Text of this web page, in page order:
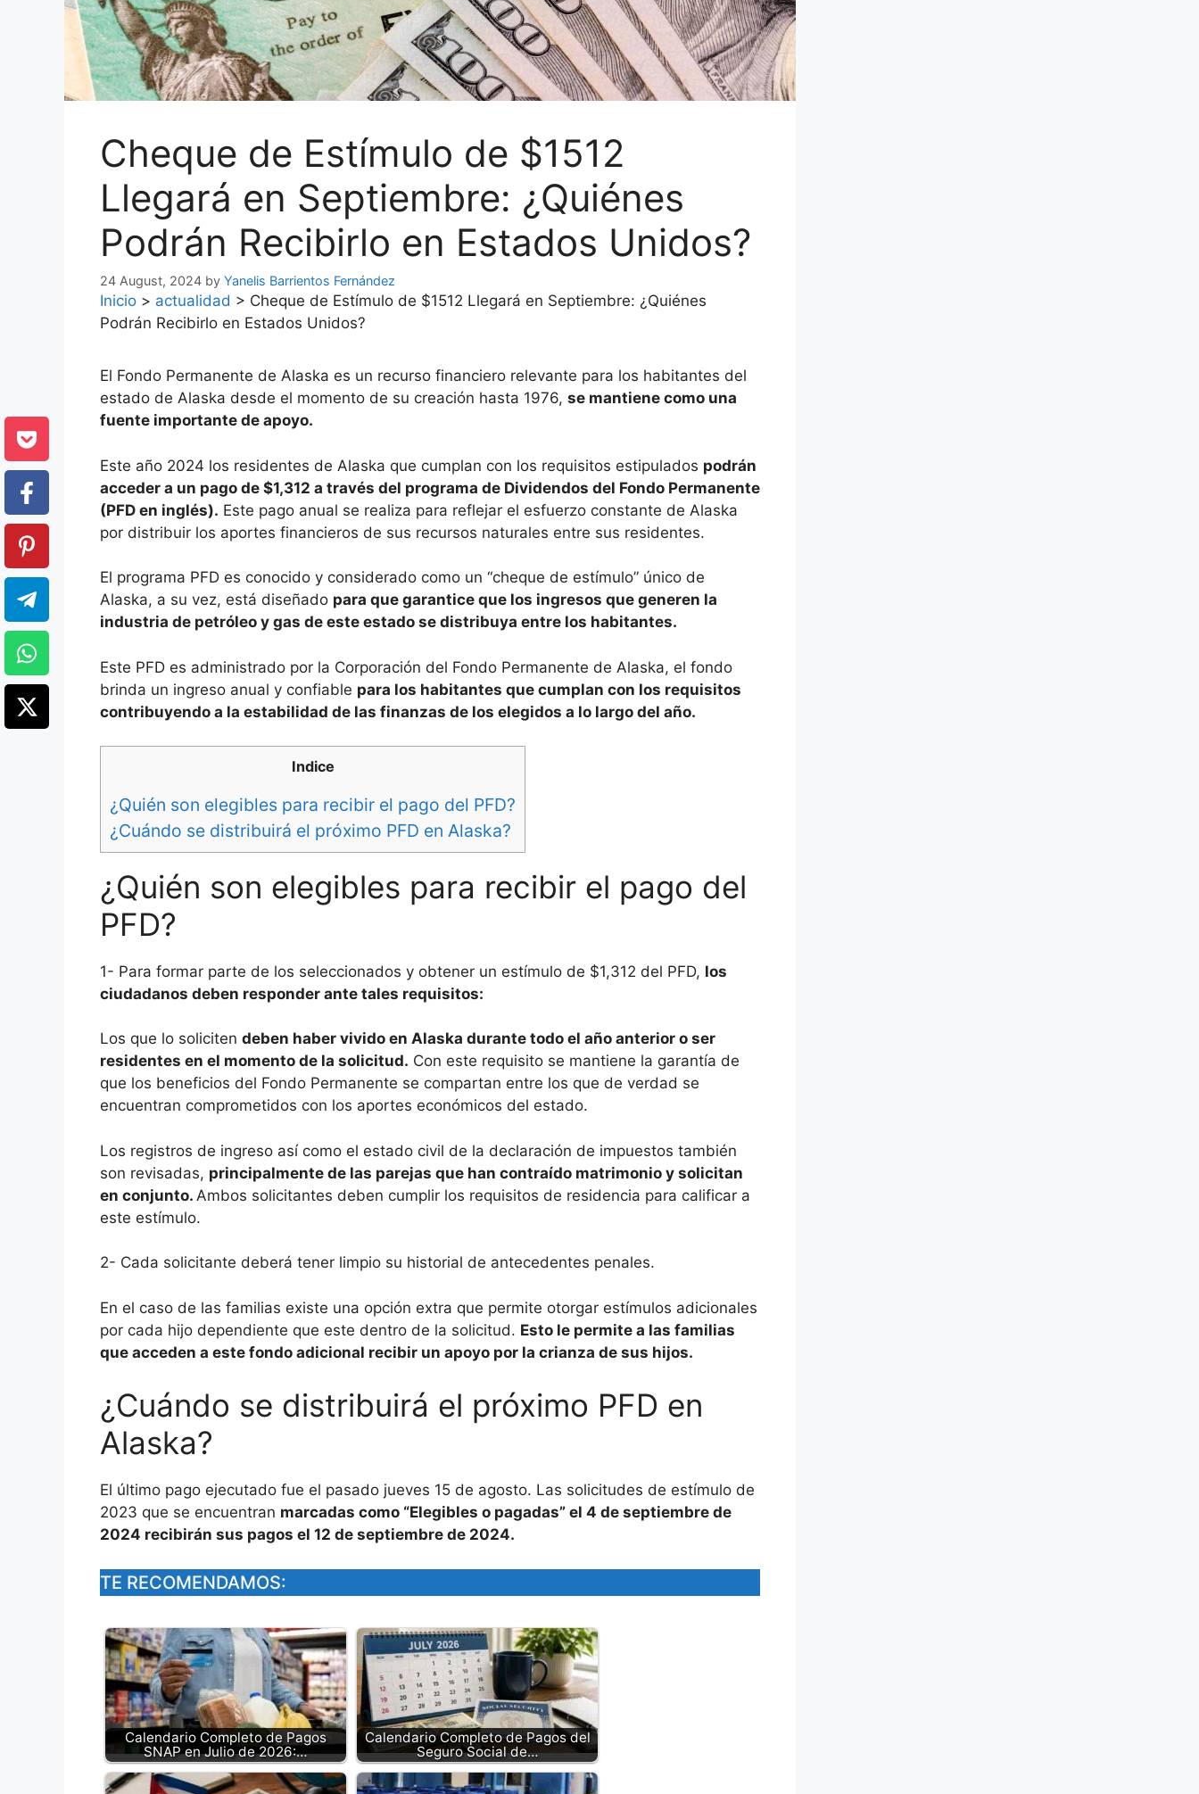
Cheque de Estímulo de $1512
Llegará en Septiembre: ¿Quiénes
Podrán Recibirlo en Estados Unidos?
24 August, 2024 by Yanelis Barrientos Fernández
Inicio > actualidad > Cheque de Estímulo de $1512 Llegará en Septiembre: ¿Quiénes
Podrán Recibirlo en Estados Unidos?
El Fondo Permanente de Alaska es un recurso financiero relevante para los habitantes del
estado de Alaska desde el momento de su creación hasta 1976, se mantiene como una
fuente importante de apoyo.
Este año 2024 los residentes de Alaska que cumplan con los requisitos estipulados podrán
acceder a un pago de $1,312 a través del programa de Dividendos del Fondo Permanente
(PFD en inglés). Este pago anual se realiza para reflejar el esfuerzo constante de Alaska
por distribuir los aportes financieros de sus recursos naturales entre sus residentes.
El programa PFD es conocido y considerado como un “cheque de estímulo” único de
Alaska, a su vez, está diseñado para que garantice que los ingresos que generen la
industria de petróleo y gas de este estado se distribuya entre los habitantes.
Este PFD es administrado por la Corporación del Fondo Permanente de Alaska, el fondo
brinda un ingreso anual y confiable para los habitantes que cumplan con los requisitos
contribuyendo a la estabilidad de las finanzas de los elegidos a lo largo del año.
Indice
¿Quién son elegibles para recibir el pago del PFD?
¿Cuándo se distribuirá el próximo PFD en Alaska?
¿Quién son elegibles para recibir el pago del
PFD?
1- Para formar parte de los seleccionados y obtener un estímulo de $1,312 del PFD, los
ciudadanos deben responder ante tales requisitos:
Los que lo soliciten deben haber vivido en Alaska durante todo el año anterior o ser
residentes en el momento de la solicitud. Con este requisito se mantiene la garantía de
que los beneficios del Fondo Permanente se compartan entre los que de verdad se
encuentran comprometidos con los aportes económicos del estado.
Los registros de ingreso así como el estado civil de la declaración de impuestos también
son revisadas, principalmente de las parejas que han contraído matrimonio y solicitan
en conjunto. Ambos solicitantes deben cumplir los requisitos de residencia para calificar a
este estímulo.
2- Cada solicitante deberá tener limpio su historial de antecedentes penales.
En el caso de las familias existe una opción extra que permite otorgar estímulos adicionales
por cada hijo dependiente que este dentro de la solicitud. Esto le permite a las familias
que acceden a este fondo adicional recibir un apoyo por la crianza de sus hijos.
¿Cuándo se distribuirá el próximo PFD en
Alaska?
El último pago ejecutado fue el pasado jueves 15 de agosto. Las solicitudes de estímulo de
2023 que se encuentran marcadas como “Elegibles o pagadas” el 4 de septiembre de
2024 recibirán sus pagos el 12 de septiembre de 2024.
TE RECOMENDAMOS:
Calendario Completo de Pagos
SNAP en Julio de 2026:…
Calendario Completo de Pagos del
Seguro Social de…